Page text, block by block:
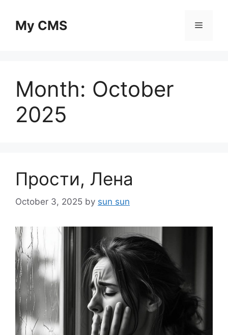
contentMy CMS Menu
Month: October
2025
Прости, Лена
October 3, 2025 by sun sun